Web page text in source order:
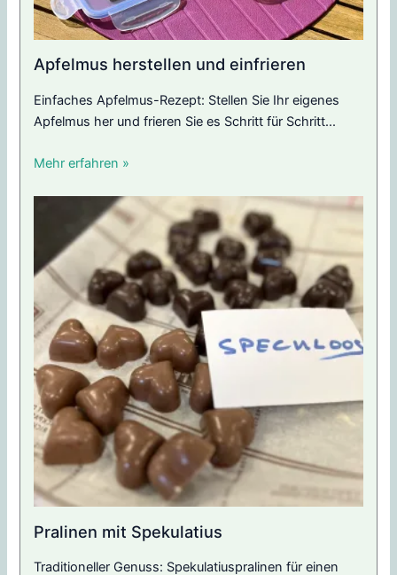
Apfelmus herstellen und einfrieren
Einfaches Apfelmus-Rezept: Stellen Sie Ihr eigenes
Apfelmus her und frieren Sie es Schritt für Schritt...
Mehr erfahren »
Pralinen mit Spekulatius
Traditioneller Genuss: Spekulatiuspralinen für einen